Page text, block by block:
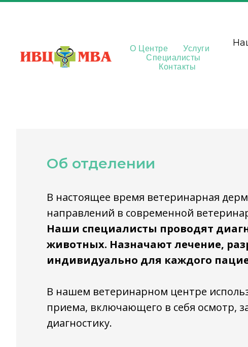
О Центре
Услуги
Специалисты
Контакты
Об отделении
В настоящее время ветеринарная
направлений в современной
Наши специалисты проводят
животных. Назначают лечение,
индивидуально для каждого
В нашем ветеринарном центре
приема, включающего в себя осмотр,
диагностику.